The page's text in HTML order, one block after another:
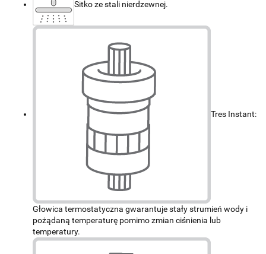
Sitko ze stali nierdzewnej.
Tres Instant:
Głowica termostatyczna gwarantuje stały strumień wody i
pożądaną temperaturę pomimo zmian ciśnienia lub
temperatury.